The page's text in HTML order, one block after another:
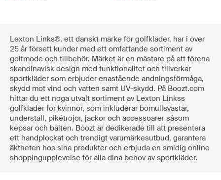
Lexton Links®, ett danskt märke för golfkläder, har i över
25 år försett kunder med ett omfattande sortiment av
golfmode och tillbehör. Märket är en mästare på att förena
skandinavisk design med funktionalitet och tillverkar
sportkläder som erbjuder enastående andningsförmåga,
skydd mot vind och vatten samt UV-skydd. På Boozt.com
hittar du ett noga utvalt sortiment av Lexton Linkss
golfkläder för kvinnor, som inkluderar bomullsvästar,
underställ, pikétröjor, jackor och accessoarer såsom
kepsar och bälten. Boozt är dedikerade till att presentera
ett handplockat och trendigt varumärkesutbud, garantera
äktheten hos sina produkter och erbjuda en smidig online
shoppingupplevelse för alla dina behov av sportkläder.